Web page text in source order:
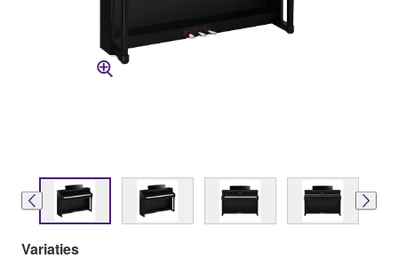
Variaties